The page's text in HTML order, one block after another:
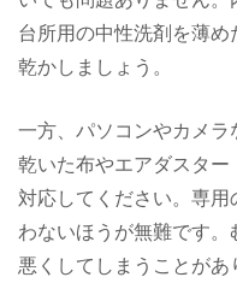
台所用の中性洗剤を薄
乾かしましょう。
一方、パソコンやカメラ
乾いた布やエアダスタ
対応してください。専
わないほうが無難です
悪くしてしまうことがあ